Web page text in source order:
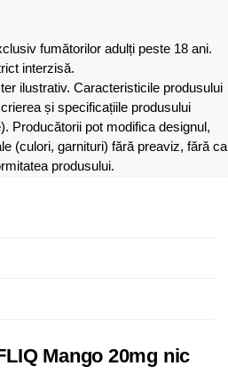
fumătorilor adulți peste 18 ani.
interzisă.
ilustrativ. Caracteristicile produsului
și specificațiile produsului
Producătorii pot modifica designul,
(culori, garnituri) fără preaviz, fără ca
produsului.
Mango 20mg nic